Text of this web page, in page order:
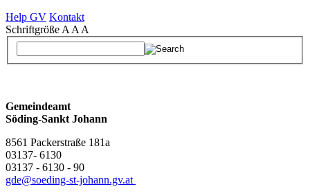
Help GV Kontakt
Schriftgröße A A A
Gemeindeamt
Söding-Sankt Johann
8561 Packerstraße 181a
03137- 6130
03137 - 6130 - 90
gde@soeding-st-johann.gv.at